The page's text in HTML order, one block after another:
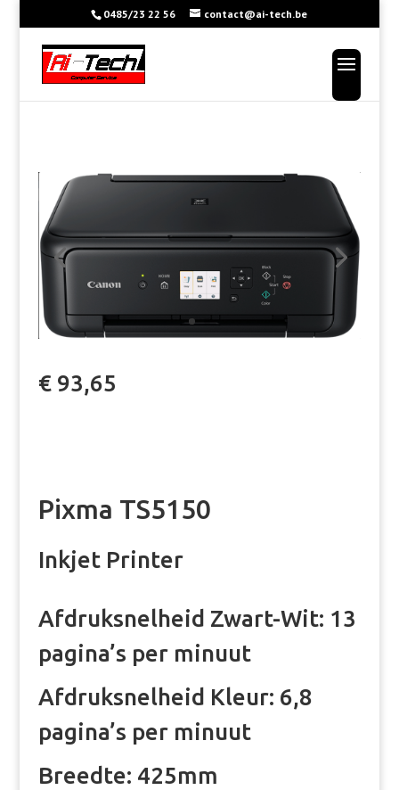
0485/23 22 56 contact@ai-tech.be
€ 93,65
Pixma TS5150
Inkjet Printer
Afdruksnelheid Zwart-Wit: 13
pagina’s per minuut
Afdruksnelheid Kleur: 6,8
pagina’s per minuut
Breedte: 425mm